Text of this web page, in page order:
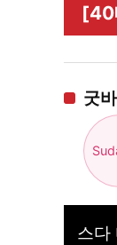
[40
굿
스다